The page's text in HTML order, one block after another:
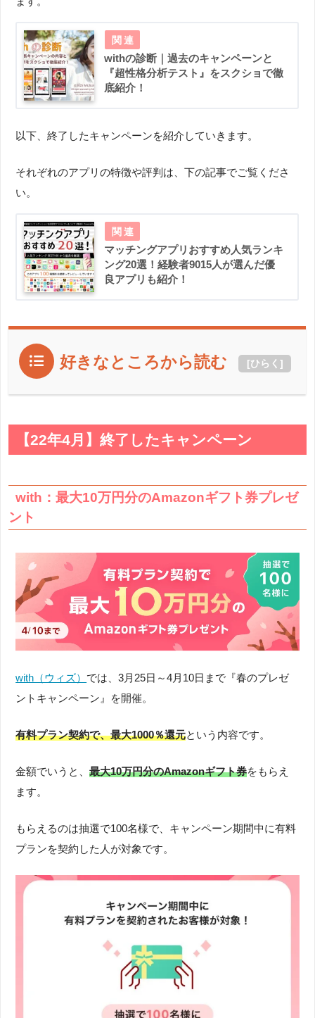
withの診断｜過去のキャンペーンと
『超性格分析テスト』をスクショで徹
底紹介！
以下、終了したキャンペーンを紹介していきます。
それぞれのアプリの特徴や評判は、下の記事でご覧くださ
い。
マッチングアプリおすすめ人気ランキ
ング20選！経験者9015人が選んだ優
良アプリも紹介！
好きなところから読む [ひらく ]
【22年4月】終了したキャンペーン
with：最大10万円分のAmazonギフト券プレゼ
ント
with（ウィズ） では、3月25日～4月10日まで『春のプレゼ
ントキャンペーン』を開催。
有料プラン契約で、最大1000％還元という内容です。
金額でいうと、最大10万円分のAmazonギフト券をもらえ
ます。
もらえるのは抽選で100名様で、キャンペーン期間中に有料
プランを契約した人が対象です。